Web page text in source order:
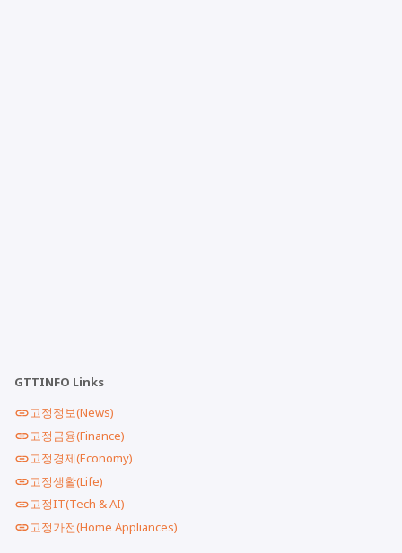
GTTINFO Links
고정정보(News)
고정금융(Finance)
고정경제(Economy)
고정생활(Life)
고정IT(Tech & AI)
고정가전(Home Appliances)